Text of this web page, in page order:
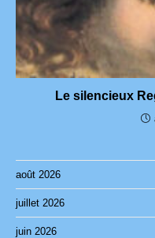
Le silencieux
août 2026
juillet 2026
juin 2026